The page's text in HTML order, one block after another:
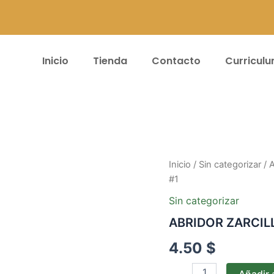
Inicio Tienda Contacto
Inicio / Sin categorizar /
#1
Sin categorizar
ABRIDOR
4.50 $
ABRIDOR
ZARCILLOS
AUTOPERFORACION-
#1